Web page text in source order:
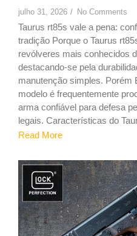
julho 31, 2026 / No Comments
Taurus rt85s vale a pena:
tradição Porque o Taurus
revólveres mais conhecidos
destacando-se pela
manutenção simples. Porém
modelo é frequentemente
arma confiável para defesa
legais. Características do
Read More
9